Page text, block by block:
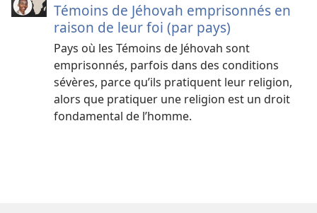
Témoins de Jéhovah emprisonnés en
raison de leur foi (par pays)
Pays où les Témoins de Jéhovah sont
emprisonnés, parfois dans des conditions
sévères, parce qu’ils pratiquent leur religion,
alors que pratiquer une religion est un droit
fondamental de l’homme.